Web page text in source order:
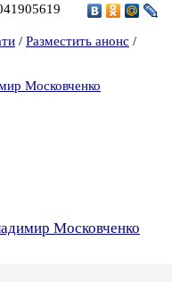
/ Разместить анонс /
Московченко
Московченко